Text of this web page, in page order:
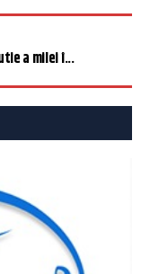
a milei î...